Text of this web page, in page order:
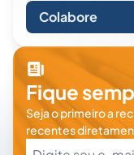
Colabore
Fique
Seja o primeiro a
recentes